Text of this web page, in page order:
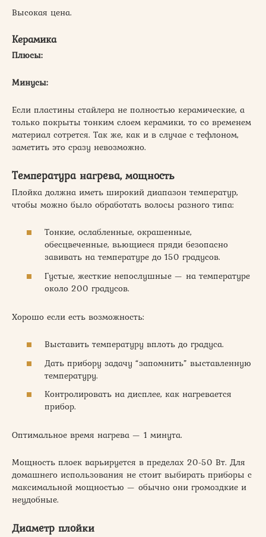
Высокая цена.
Керамика
Плюсы:
Минусы:
Если пластины стайлера не полностью керамические, а
только покрыты тонким слоем керамики, то со временем
материал сотрется. Так же, как и в случае с тефлоном,
заметить это сразу невозможно.
Температура нагрева, мощность
Плойка должна иметь широкий диапазон температур,
чтобы можно было обработать волосы разного типа:
Тонкие, ослабленные, окрашенные,
обесцвеченные, вьющиеся пряди безопасно
завивать на температуре до 150 градусов.
Густые, жесткие непослушные — на температуре
около 200 градусов.
Хорошо если есть возможность:
Выставить температуру вплоть до градуса.
Дать прибору задачу “запомнить” выставленную
температуру.
Контролировать на дисплее, как нагревается
прибор.
Оптимальное время нагрева — 1 минута.
Мощность плоек варьируется в пределах 20-50 Вт. Для
домашнего использования не стоит выбирать приборы с
максимальной мощностью — обычно они громоздкие и
неудобные.
Диаметр плойки